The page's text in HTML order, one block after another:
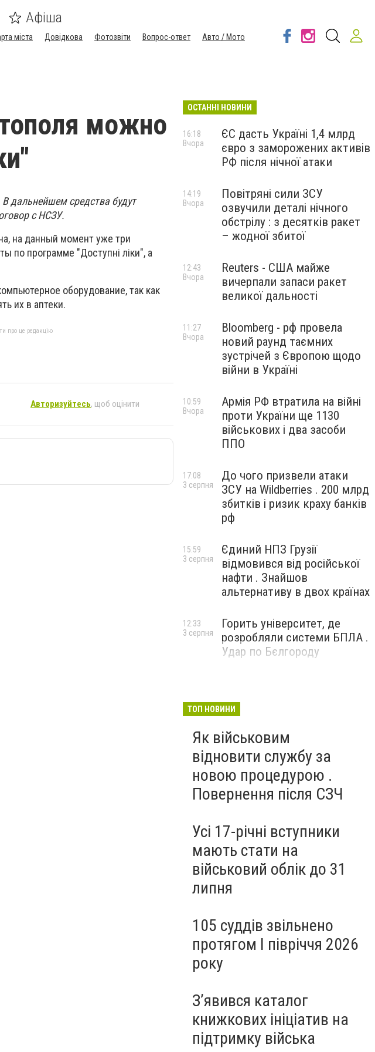
Афіша
міста Довідкова Фотозвіти Вопрос-ответ
Авто / Мото
можно
дальнейшем средства будут
с НСЗУ.
на данный момент уже три
по программе "Доступні ліки", а
оборудование, так как
их в аптеки.
про це редакцію
Авторизуйтесь, щоб оцінити
ОСТАННІ НОВИНИ
ЄС дасть Україні 1,4 млрд
євро з заморожених активів
РФ після нічної атаки
16:18
Вчора
Повітряні сили ЗСУ
озвучили деталі нічного
обстрілу : з десятків ракет
– жодної збитої
14:19
Вчора
Reuters - США майже
вичерпали запаси ракет
великої дальності
12:43
Вчора
Bloomberg - рф провела
новий раунд таємних
зустрічей з Європою щодо
війни в Україні
11:27
Вчора
Армія РФ втратила на війні
проти України ще 1130
військових і два засоби
ППО
10:59
Вчора
До чого призвели атаки
ЗСУ на Wildberries . 200 млрд
збитків і ризик краху банків
рф
17:08
3 серпня
Єдиний НПЗ Грузії
відмовився від російської
нафти . Знайшов
альтернативу в двох країнах
15:59
3 серпня
Горить університет, де
розробляли системи БПЛА .
Удар по Бєлгороду
12:33
3 серпня
ТОП НОВИНИ
Як військовим
відновити службу за
новою процедурою .
Повернення після СЗЧ
Усі 17-річні вступники
мають стати на
військовий облік до 31
липня
105 суддів звільнено
протягом I півріччя 2026
року
З’явився каталог
книжкових ініціатив на
підтримку війська